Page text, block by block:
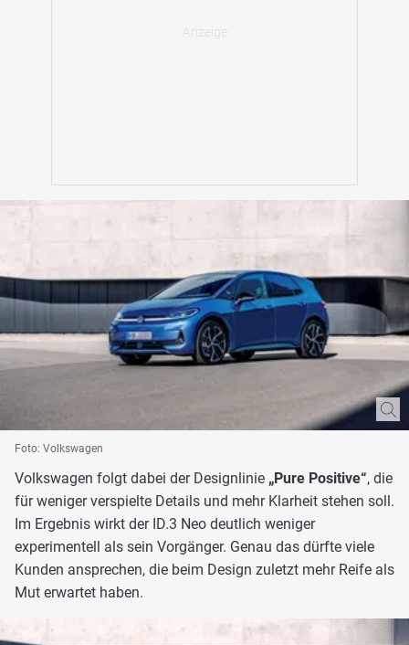
Foto: Volkswagen
Volkswagen folgt dabei der Designlinie „Pure Positive“, die
für weniger verspielte Details und mehr Klarheit stehen soll.
Im Ergebnis wirkt der ID.3 Neo deutlich weniger
experimentell als sein Vorgänger. Genau das dürfte viele
Kunden ansprechen, die beim Design zuletzt mehr Reife als
Mut erwartet haben.